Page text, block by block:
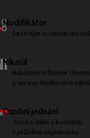
Modifikátor
Sestrojte si vlastní
Nikasil
Nabízíme odborné
a opravy hliníkových
Osobní jednání
Jsme s Vámi v kontaktu
v průběhu objednávky